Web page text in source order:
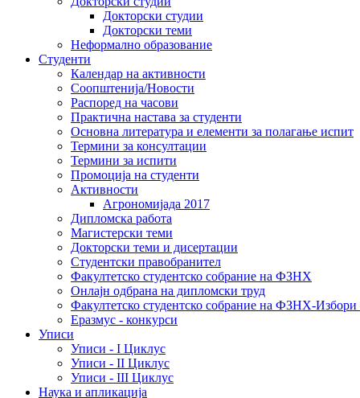
Докторски студии
Докторски теми
Неформално образование
Студенти
Календар на активности
Соопштенија/Новости
Распоред на часови
Практична настава за студенти
Основна литература и елементи за полагање испит
Термини за консултации
Термини за испити
Промоција на студенти
Активности
Агрономијада 2017
Дипломска работа
Магистерски теми
Докторски теми и дисертации
Студентски правобранител
Факултетско студентско собрание на ФЗНХ
Онлајн одбрана на дипломски труд
Факултетско студентско собрание на ФЗНХ-
Еразмус - конкурси
Уписи
Уписи - I Циклус
Уписи - II Циклус
Уписи - III Циклус
Наука и апликација